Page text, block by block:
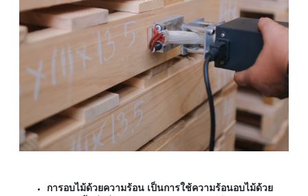
การอบไม้ด้วยความร้อน เป็นการใช้ความร้อนอบไม้ด้วย